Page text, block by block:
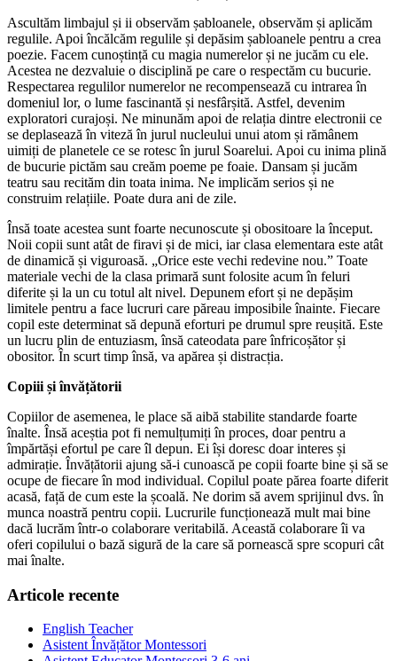
Ascultăm limbajul și ii observăm șabloanele, observăm și aplicăm
regulile. Apoi încălcăm regulile și depăsim șabloanele pentru a crea
poezie. Facem cunoștință cu magia numerelor și ne jucăm cu ele.
Acestea ne dezvaluie o disciplină pe care o respectăm cu bucurie.
Respectarea regulilor numerelor ne recompensează cu intrarea în
domeniul lor, o lume fascinantă și nesfârșită. Astfel, devenim
exploratori curajoși. Ne minunăm apoi de relația dintre electronii ce
se deplasează în viteză în jurul nucleului unui atom și rămânem
uimiți de planetele ce se rotesc în jurul Soarelui. Apoi cu inima plină
de bucurie pictăm sau creăm poeme pe foaie. Dansam și jucăm
teatru sau recităm din toata inima. Ne implicăm serios și ne
construim relațiile. Poate dura ani de zile.
Însă toate acestea sunt foarte necunoscute și obositoare la început.
Noii copii sunt atât de firavi și de mici, iar clasa elementara este atât
de dinamică și viguroasă. „Orice este vechi redevine nou.” Toate
materiale vechi de la clasa primară sunt folosite acum în feluri
diferite și la un cu totul alt nivel. Depunem efort și ne depășim
limitele pentru a face lucruri care păreau imposibile înainte. Fiecare
copil este determinat să depună eforturi pe drumul spre reușită. Este
un lucru plin de entuziasm, însă cateodata pare înfricoșător și
obositor. În scurt timp însă, va apărea și distracția.
Copiii și învățătorii
Copiilor de asemenea, le place să aibă stabilite standarde foarte
înalte. Însă aceștia pot fi nemulțumiți în proces, doar pentru a
împărtăși efortul pe care îl depun. Ei își doresc doar interes și
admirație. Învățătorii ajung să-i cunoască pe copii foarte bine și să se
ocupe de fiecare în mod individual. Copilul poate părea foarte diferit
acasă, față de cum este la școală. Ne dorim să avem sprijinul dvs. în
munca noastră pentru copii. Lucrurile funcționează mult mai bine
dacă lucrăm într-o colaborare veritabilă. Această colaborare îi va
oferi copilului o bază sigură de la care să pornească spre scopuri cât
mai înalte.
Articole recente
English Teacher
Asistent Învățător Montessori